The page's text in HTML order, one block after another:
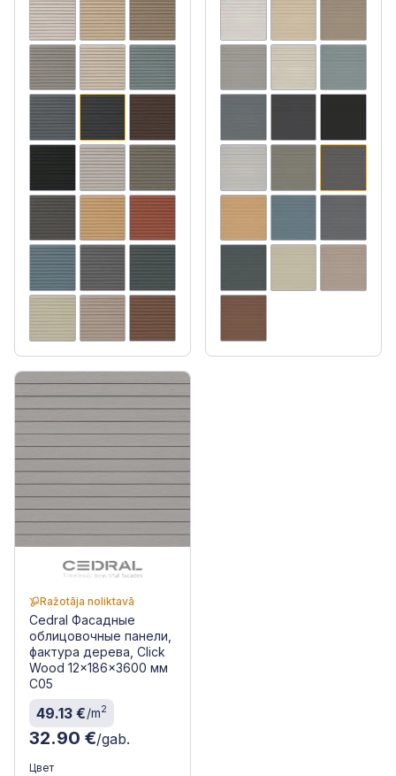
Ražotāja noliktavā
Cedral Фасадные
облицовочные панели,
фактура дерева, Click
Wood 12x186x3600 мм
C05
49.13 €/m2
32.90 €/gab.
Цвет